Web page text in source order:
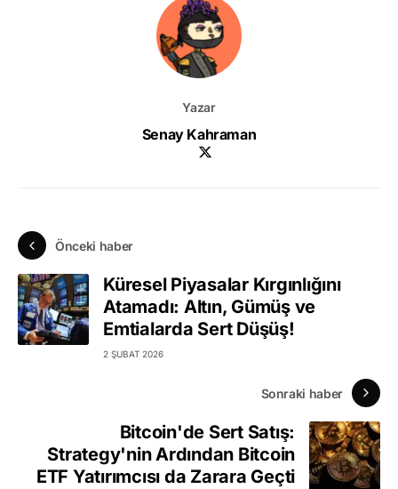
Yazar
Senay Kahraman
Önceki haber
Küresel Piyasalar Kırgınlığını
Atamadı: Altın, Gümüş ve
Emtialarda Sert Düşüş!
2 ŞUBAT 2026
Sonraki haber
Bitcoin'de Sert Satış:
Strategy'nin Ardından Bitcoin
ETF Yatırımcısı da Zarara Geçti